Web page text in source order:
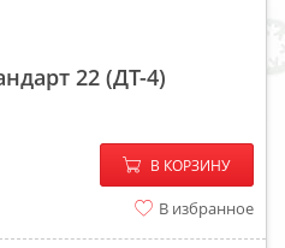
22 (ДТ-4)
− +
В КОРЗИНУ
В избранное